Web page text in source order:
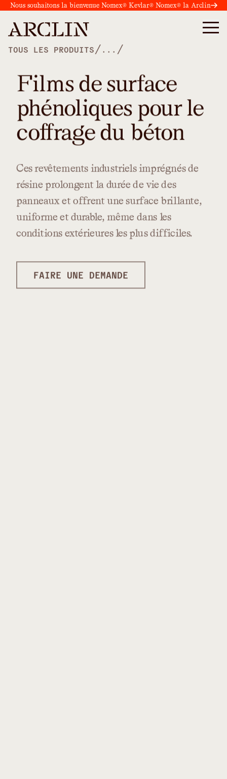
Nous souhaitons la bienvenue Nomex® Kevlar® Nomex® la Arclin
TOUS LES PRODUITS / ... /
Films de surface
phénoliques pour le
coffrage du béton
Ces revêtements industriels imprégnésde
résine prolongent la durée de vie des
panneaux etoffrentune surface brillante,
uniforme etdurable, même dans les
conditions extérieures les plusdifficiles.
FAIRE UNE DEMANDE